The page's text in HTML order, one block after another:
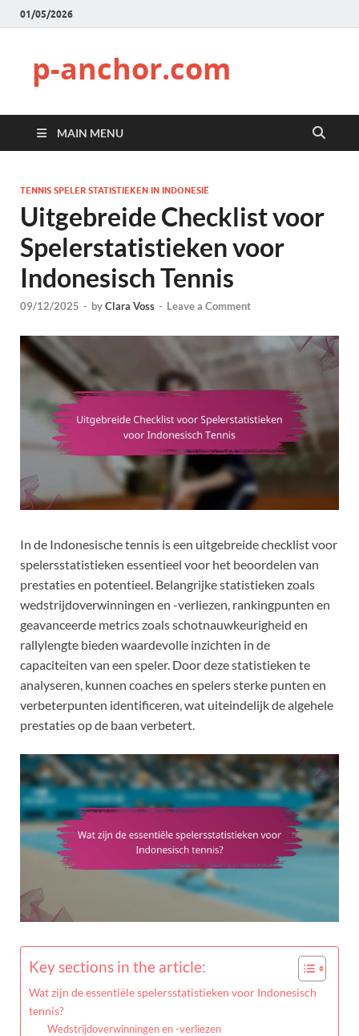
01/05/2026
p-anchor.com
MAIN MENU
TENNIS SPELER STATISTIEKEN IN INDONESIË
Uitgebreide Checklist voor
Spelerstatistieken voor
Indonesisch Tennis
09/12/2025 - byClara Voss - Leave a Comment
In de Indonesische tennis is een uitgebreide checklist voor
spelersstatistieken essentieel voor het beoordelen van
prestaties en potentieel. Belangrijke statistieken zoals
wedstrijdoverwinningen en -verliezen, rankingpunten en
geavanceerde metrics zoals schotnauwkeurigheid en
rallylengte bieden waardevolle inzichten in de
capaciteiten van een speler. Door deze statistieken te
analyseren, kunnen coaches en spelers sterke punten en
verbeterpunten identificeren, wat uiteindelijk de algehele
prestaties op de baan verbetert.
Key sections in the article:
Wat zijn de essentiële spelersstatistieken voor Indonesisch
tennis?
Wedstrijdoverwinningen en -verliezen